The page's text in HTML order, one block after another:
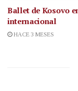
Ballet de Kosovo
internacional
HACE 3 MESES